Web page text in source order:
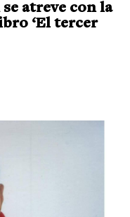
atreve con la
‘El tercer